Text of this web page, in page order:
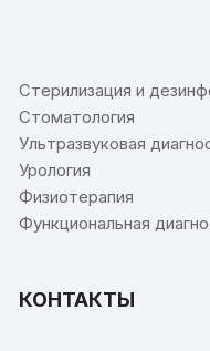
Стерилизация и
Стоматология
Ультразвуковая
Урология
Физиотерапия
Функциональная
КОНТАКТЫ